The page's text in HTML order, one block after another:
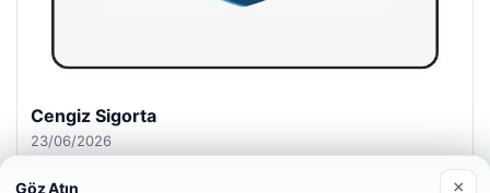
Hastaş Beton
26/05/2026
Göz Atın ×